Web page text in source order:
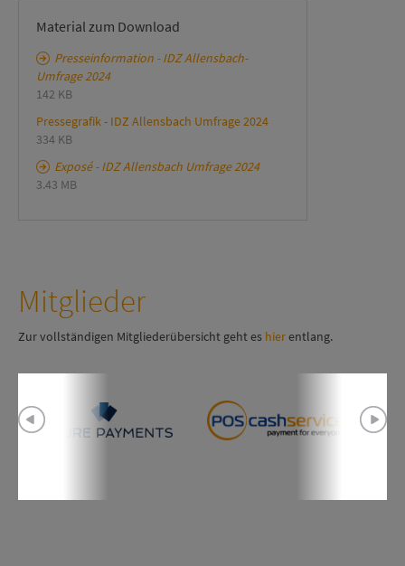
Material zum Download
Presseinformation - IDZ Allensbach-
Umfrage 2024
142 KB
Pressegrafik - IDZ Allensbach Umfrage 2024
334 KB
Exposé - IDZ Allensbach Umfrage 2024
3.43 MB
Mitglieder
Zur vollständigen Mitgliederübersicht geht es hierentlang.